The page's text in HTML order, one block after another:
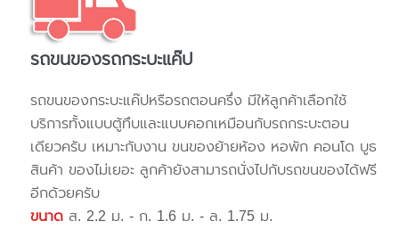
รถขนของรถกระบะแค๊ป
รถขนของกระบะแค๊ปหรือรถตอนครึ่ง มีให้ลูกค้าเลือกใช้
บริการทั้งแบบตู้ทึบและแบบคอกเหมือนกับรถกระบะตอน
เดียวครับ เหมาะกับงาน ขนของย้ายห้อง หอพัก คอนโด บูธ
สินค้า ของไม่เยอะ ลูกค้ายังสามารถนั่งไปกับรถขนของได้ฟรี
อีกด้วยครับ
ขนาด ส. 2.2 ม. - ก. 1.6 ม. - ล. 1.75 ม.